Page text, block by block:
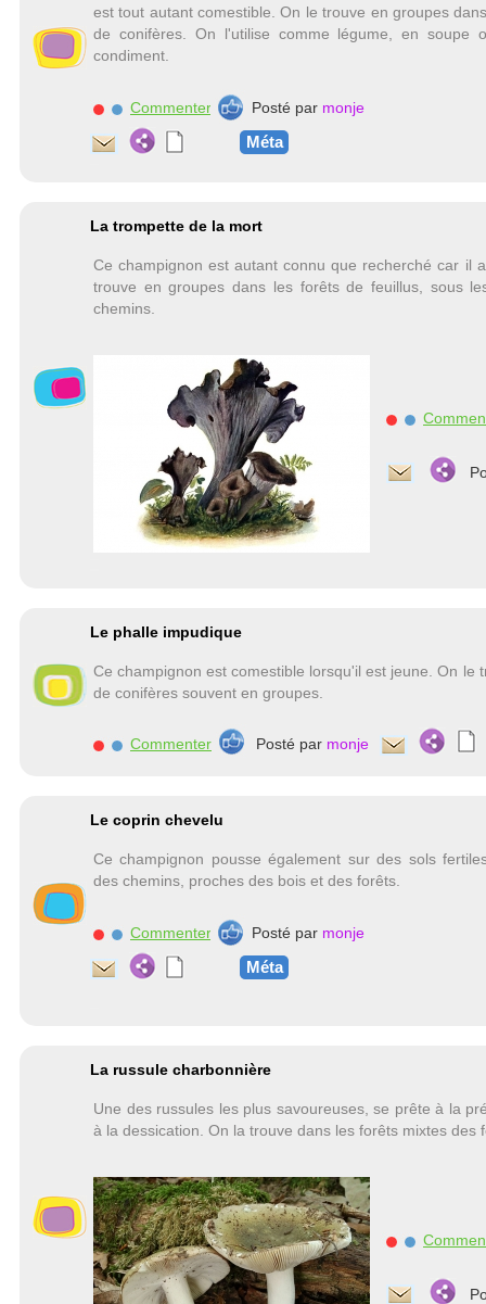
est tout autant comestible. On le trouve en groupes
de conifères. On l'utilise comme légume, en soupe
condiment.
Commenter Posté par monje
Méta
La trompette de la mort
Ce champignon est autant connu que recherché car il
trouve en groupes dans les forêts de feuillus, sous
chemins.
Le phalle impudique
Ce champignon est comestible lorsqu'il est jeune. On le
de conifères souvent en groupes.
Commenter Posté par monje
Le coprin chevelu
Ce champignon pousse également sur des sols
des chemins, proches des bois et des forêts.
Commenter Posté par monje
Méta
La russule charbonnière
Une des russules les plus savoureuses, se prête à la
à la dessication. On la trouve dans les forêts mixtes des